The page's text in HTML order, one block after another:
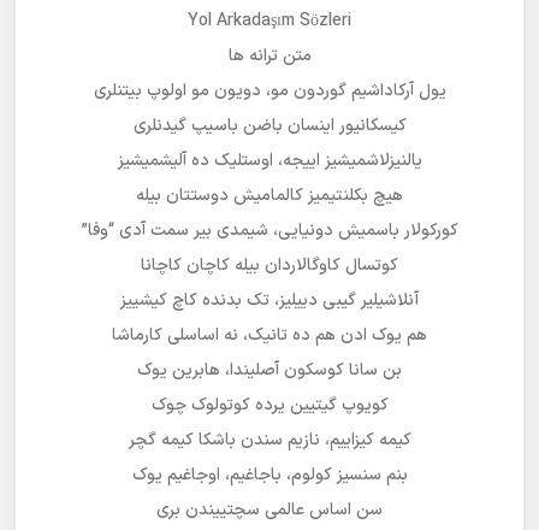
Yol Arkadaşım Sözleri
متن ترانه ها
یول آرکاداشیم گوردون مو، دویون مو اولوپ بیتنلری
کیسکانیور اینسان باضن باسیپ گیدنلری
یالنیزلاشمیشیز اییجه، اوستلیک ده آلیشمیشیز
هیچ بکلنتیمیز کالمامیش دوستتان بیله
کورکولار باسمیش دونیایی، شیمدی بیر سمت آدی “وفا”
کوتسال کاوگالاردان بیله کاچان کاچانا
آنلاشیلیر گیبی دییلیز، تک بدنده کاچ کیشییز
هم یوک ادن هم ده تانیک، نه اساسلی کارماشا
بن سانا کوسکون آصليندا، هابرین یوک
کویوپ گیتیین یرده کوتولوک چوک
کیمه کیزاییم، نازیم سندن باشکا کیمه گچر
بنم سنسیز کولوم، باجاغیم، اوجاغیم یوک
سن اساس عالمی سچتییندن بری